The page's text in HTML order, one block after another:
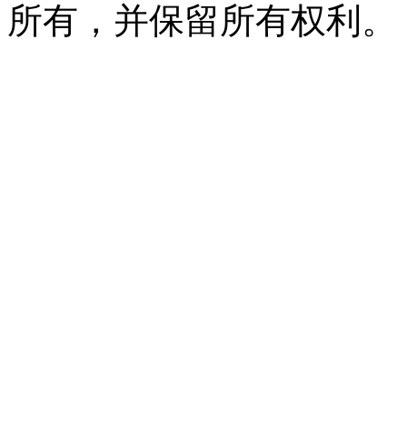
所有，并保留所有权利。